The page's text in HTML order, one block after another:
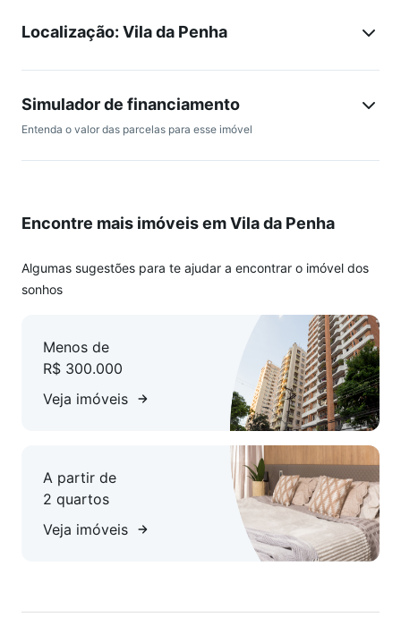
- Ambientes claros, arejados e bem distribuídos
- Sala ampla
- 2 quartos espaçosos
- Banheiro social
- Área de serviço
de comércio, transporte e toda a conveniência que a Vila da
Penha oferece.
Aceitando financiamento bancário. Agende sua visita e
aproveite essa oportunidade única!
Não perca essa chance de viver com qualidade e conforto!
Seu novo lar na Vila da Penha espera por você!
Localização: Vila da Penha
Simulador de financiamento
Entenda o valor das parcelas para esse imóvel
Encontre mais imóveis em Vila da Penha
Algumas sugestões para te ajudar a encontrar o imóvel dos
sonhos
Menos de
R$ 300.000
Veja imóveis
A partir de
2 quartos
Veja imóveis